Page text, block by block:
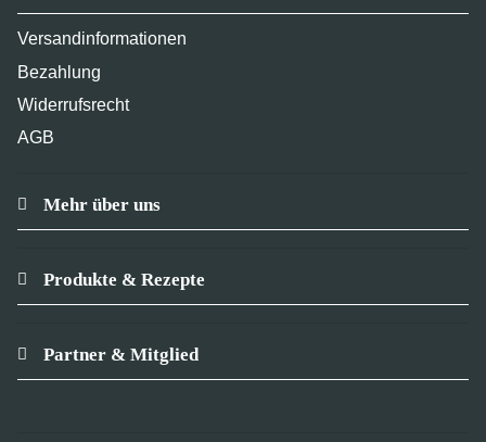
Versandinformationen
Bezahlung
Widerrufsrecht
AGB
Mehr über uns
Produkte & Rezepte
Partner & Mitglied